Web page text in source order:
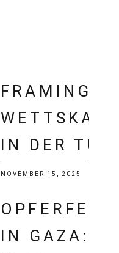
FRAMING
IN DER
NOVEMBER 15, 2025
OPFERFEST
IN GAZA: